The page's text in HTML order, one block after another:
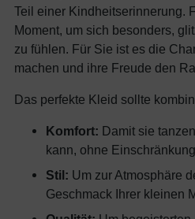
Teil einer Kindheitserinnerung.
Moment, um sich besonders,
zu fühlen. Für Sie ist es die
machen und ihre Freude den
Das perfekte Kleid sollte
Komfort: Damit sie
kann, ohne
Stil: Um zur Atmosphäre
Geschmack Ihrer kleinen